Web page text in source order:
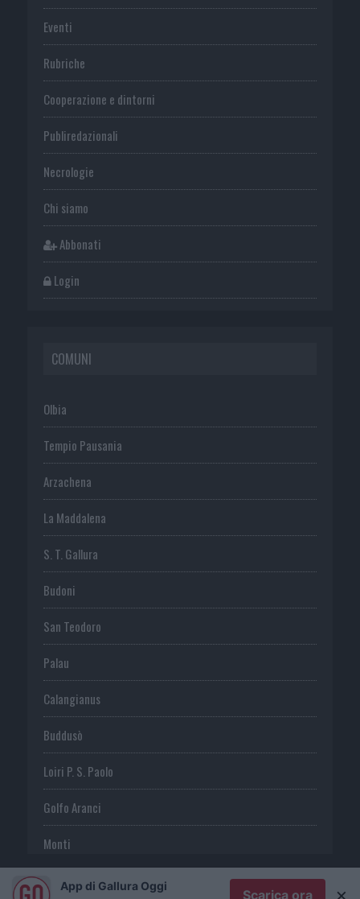
Eventi
Rubriche
Cooperazione e dintorni
Publiredazionali
Necrologie
Chi siamo
Abbonati
Login
COMUNI
Olbia
Tempio Pausania
Arzachena
La Maddalena
S. T. Gallura
Budoni
San Teodoro
Palau
Calangianus
Buddusò
Loiri P. S. Paolo
Golfo Aranci
Monti
TeltiApp di Gallura Oggi
Scarica ora